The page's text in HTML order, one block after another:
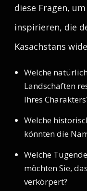
diese Fragen,
inspirieren, die
Kasachstans
Welche
Landschaften
Ihres
Welche
könnten die
Welche
möchten Sie,
verkörpert?